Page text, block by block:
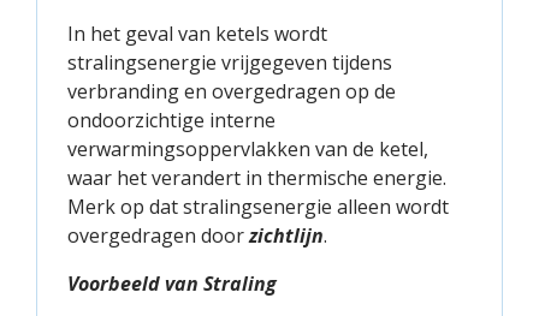
In het geval van ketels wordt
stralingsenergie vrijgegeven tijdens
verbranding en overgedragen op de
ondoorzichtige interne
verwarmingsoppervlakken van de ketel,
waar het verandert in thermische energie.
Merk op dat stralingsenergie alleen wordt
overgedragen doorzichtlijn.
Voorbeeld van Straling